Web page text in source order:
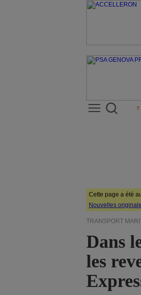
7
Cette page a été
Nouvelles
TRANSPORT
Dans
les